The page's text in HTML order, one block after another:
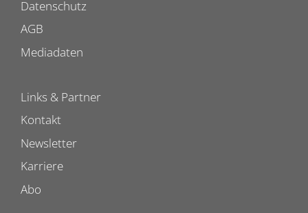
Datenschutz
AGB
Mediadaten
Links & Partner
Kontakt
Newsletter
Karriere
Abo